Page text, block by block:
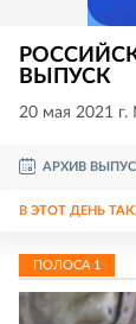
ВЫПУСК
20 мая 2021
АРХИВ
В ЭТОТ ДЕНЬ
ПОЛОСА 1